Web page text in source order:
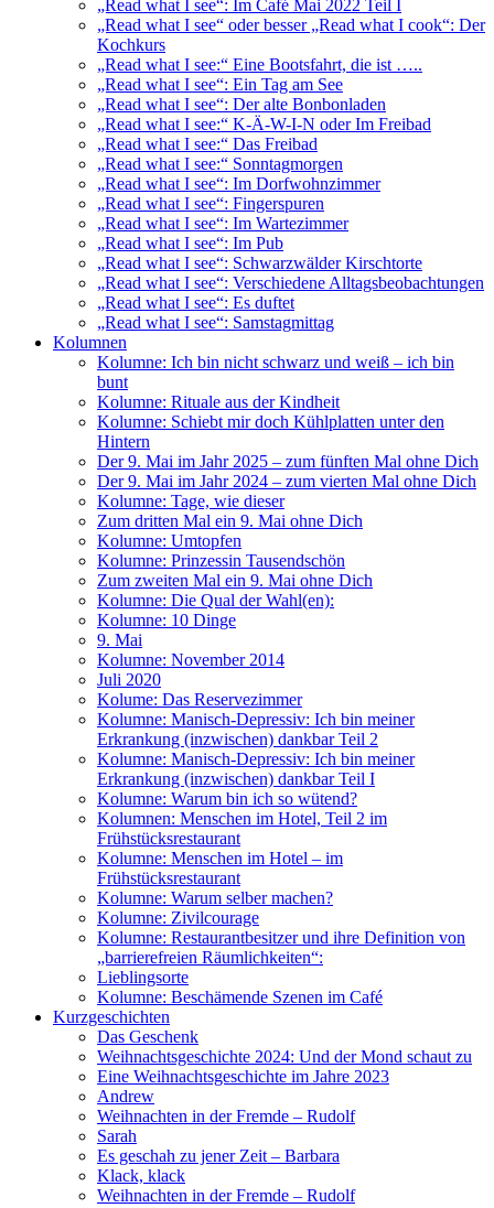
„Read what I see“: Im Café Mai 2022 Teil I
„Read what I see“ oder besser „Read what I cook“: Der
Kochkurs
„Read what I see:“ Eine Bootsfahrt, die ist …..
„Read what I see“: Ein Tag am See
„Read what I see“: Der alte Bonbonladen
„Read what I see:“ K-Ä-W-I-N oder Im Freibad
„Read what I see:“ Das Freibad
„Read what I see:“ Sonntagmorgen
„Read what I see“: Im Dorfwohnzimmer
„Read what I see“: Fingerspuren
„Read what I see“: Im Wartezimmer
„Read what I see“: Im Pub
„Read what I see“: Schwarzwälder Kirschtorte
„Read what I see“: Verschiedene Alltagsbeobachtungen
„Read what I see“: Es duftet
„Read what I see“: Samstagmittag
Kolumnen
Kolumne: Ich bin nicht schwarz und weiß – ich bin
bunt
Kolumne: Rituale aus der Kindheit
Kolumne: Schiebt mir doch Kühlplatten unter den
Hintern
Der 9. Mai im Jahr 2025 – zum fünften Mal ohne Dich
Der 9. Mai im Jahr 2024 – zum vierten Mal ohne Dich
Kolumne: Tage, wie dieser
Zum dritten Mal ein 9. Mai ohne Dich
Kolumne: Umtopfen
Kolumne: Prinzessin Tausendschön
Zum zweiten Mal ein 9. Mai ohne Dich
Kolumne: Die Qual der Wahl(en):
Kolumne: 10 Dinge
9. Mai
Kolumne: November 2014
Juli 2020
Kolume: Das Reservezimmer
Kolumne: Manisch-Depressiv: Ich bin meiner
Erkrankung (inzwischen) dankbar Teil 2
Kolumne: Manisch-Depressiv: Ich bin meiner
Erkrankung (inzwischen) dankbar Teil I
Kolumne: Warum bin ich so wütend?
Kolumnen: Menschen im Hotel, Teil 2 im
Frühstücksrestaurant
Kolumne: Menschen im Hotel – im
Frühstücksrestaurant
Kolumne: Warum selber machen?
Kolumne: Zivilcourage
Kolumne: Restaurantbesitzer und ihre Definition von
„barrierefreien Räumlichkeiten“:
Lieblingsorte
Kolumne: Beschämende Szenen im Café
Kurzgeschichten
Das Geschenk
Weihnachtsgeschichte 2024: Und der Mond schaut zu
Eine Weihnachtsgeschichte im Jahre 2023
Andrew
Weihnachten in der Fremde – Rudolf
Sarah
Es geschah zu jener Zeit – Barbara
Klack, klack
Weihnachten in der Fremde – Rudolf